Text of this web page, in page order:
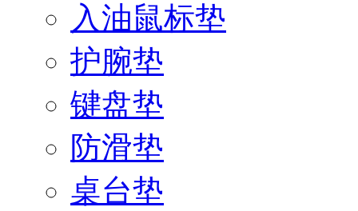
入油鼠标垫
护腕垫
键盘垫
防滑垫
桌台垫